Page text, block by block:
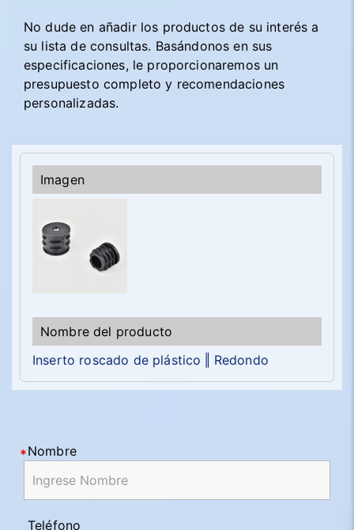
No dude en añadir los productos de su interés a
su lista de consultas. Basándonos en sus
especificaciones, le proporcionaremos un
presupuesto completo y recomendaciones
personalizadas.
Inserto roscado de plástico ‖ Redondo
Nombre
Teléfono